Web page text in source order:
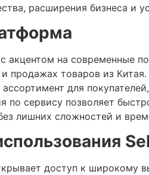
расширения бизнеса и
акцентом на современные
и продажах товаров из
для
по сервису позволяет
лишних сложностей и
доступ к